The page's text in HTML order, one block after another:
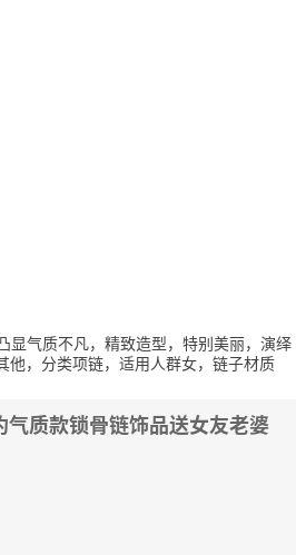
显气质不凡，精致造型，特别美丽，演绎
，分类项链，适用人群女，链子材质
质款锁骨链饰品送女友老婆